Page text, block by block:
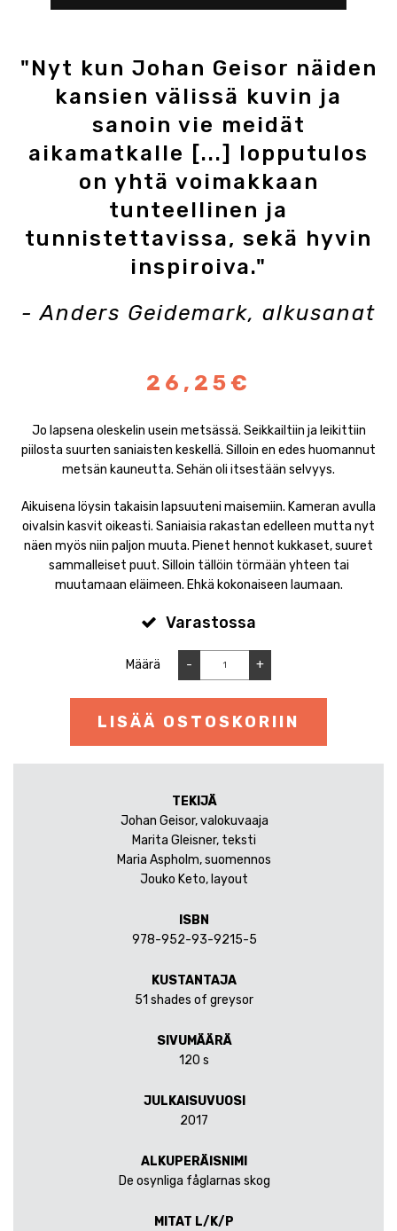
"Nyt kun Johan Geisor näiden
kansien välissä kuvin ja
sanoin vie meidät
aikamatkalle [...] lopputulos
on yhtä voimakkaan
tunteellinen ja
tunnistettavissa, sekä hyvin
inspiroiva."
- Anders Geidemark, alkusanat
26,25€
Jo lapsena oleskelin usein metsässä. Seikkailtiin ja leikittiin
piilosta suurten saniaisten keskellä. Silloin en edes huomannut
metsän kauneutta. Sehän oli itsestään selvyys.
Aikuisena löysin takaisin lapsuuteni maisemiin. Kameran avulla
oivalsin kasvit oikeasti. Saniaisia rakastan edelleen mutta nyt
näen myös niin paljon muuta. Pienet hennot kukkaset, suuret
sammalleiset puut. Silloin tällöin törmään yhteen tai
muutamaan eläimeen. Ehkä kokonaiseen laumaan.
Varastossa
Määrä - +
LISÄÄ OSTOSKORIIN
TEKIJÄ
Johan Geisor, valokuvaaja
Marita Gleisner, teksti
Maria Aspholm, suomennos
Jouko Keto, layout
ISBN
978-952-93-9215-5
KUSTANTAJA
51 shades of greysor
SIVUMÄÄRÄ
120 s
JULKAISUVUOSI
2017
ALKUPERÄISNIMI
De osynliga fåglarnas skog
MITAT L/K/P